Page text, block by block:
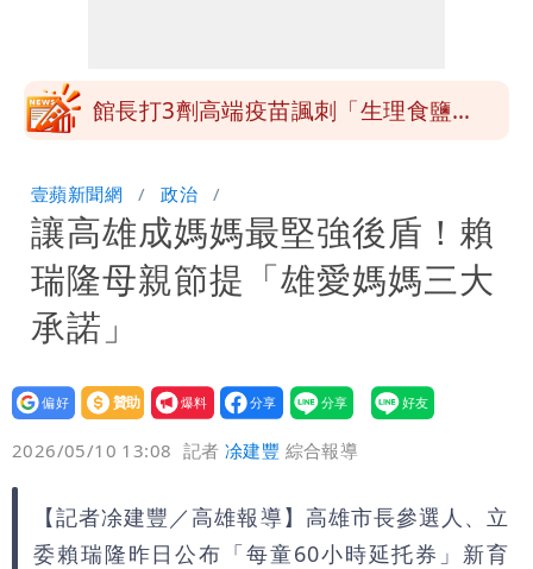
萬安：這很清楚標準一致
館長打3劑高端疫苗諷刺「生理食鹽
公布收入比拍戲賺更多
「琵鷺」颱風生成！三颱共舞路徑曝光
HAHABABY帽T日文印成「哈哈鄙卑」
真相曝光直播當下就被問
壹蘋新聞網 政治
讓高雄成媽媽最堅強後盾！賴
瑞隆母親節提「雄愛媽媽三大
承諾」
設為
贊助
我要
爆料
2026/05/10 13:08 記者凃建豐 綜合報導
【記者凃建豐／高雄報導】高雄市長參選人、立
委賴瑞隆昨日公布「每童60小時延托券」新育